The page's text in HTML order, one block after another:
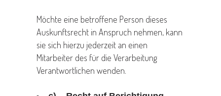
Möchte eine betroffene Person dieses
Auskunftsrecht in Anspruch nehmen, kann
sie sich hierzu jederzeit an einen
Mitarbeiter des für die Verarbeitung
Verantwortlichen wenden.